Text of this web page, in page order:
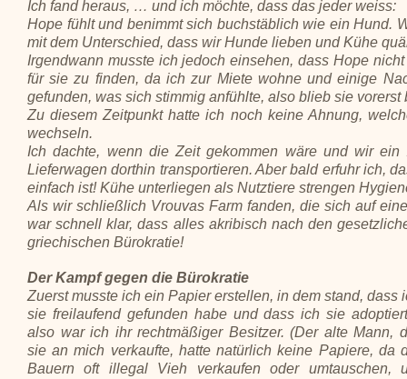
Ich fand heraus, … und ich möchte, dass das jeder weiss:
Hope fühlt und benimmt sich buchstäblich wie ein Hund.
mit dem Unterschied, dass wir Hunde lieben und Kühe
Irgendwann musste ich jedoch einsehen, dass Hope
für sie zu finden, da ich zur Miete wohne und einige
gefunden, was sich stimmig anfühlte, also blieb sie vorerst
Zu diesem Zeitpunkt hatte ich noch keine Ahnung,
wechseln.
Ich dachte, wenn die Zeit gekommen wäre und wir
Lieferwagen dorthin transportieren. Aber bald erfuhr ich,
einfach ist! Kühe unterliegen als Nutztiere strengen
Als wir schließlich Vrouvas Farm fanden, die sich auf
war schnell klar, dass alles akribisch nach den
griechischen Bürokratie!
Der Kampf gegen die Bürokratie
Zuerst musste ich ein Papier erstellen, in dem stand, dass
sie freilaufend gefunden habe und dass ich sie
also war ich ihr rechtmäßiger Besitzer. (Der alte Mann,
sie an mich verkaufte, hatte natürlich keine Papiere, da
Bauern oft illegal Vieh verkaufen oder umtauschen,